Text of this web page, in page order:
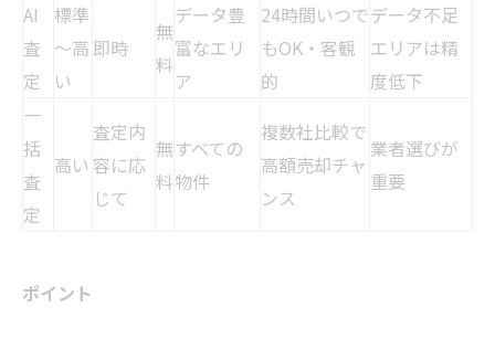
AI
査
定
標準
～高
い
即時
無
料
データ豊
富なエリ
ア
24時間いつで
もOK・客観
的
データ不足
エリアは精
度低下
一
括
査
定
高い
査定内
容に応
じて
無
料
すべての
物件
複数社比較で
高額売却チャ
ンス
業者選びが
重要
ポイント